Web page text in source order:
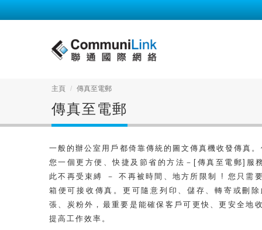
主頁 傳真至電郵
傳真至電郵
一般的辦公室用戶都倚靠傳統的圖文傳真機收發傳真
您一個更方便、快捷及節省的方法－[傳真至電郵]
此不再受束縛 － 不再被時間、地方所限制 ! 您只需
箱便可接收傳真。更可隨意列印、儲存、轉寄或刪
張、炭粉外，最重要是能確保客戶可更快、更安全地
提高工作效率。